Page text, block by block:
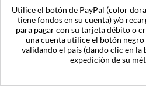
Utilice el botón de PayPal (color
tiene fondos en su cuenta) y/o
para pagar con su tarjeta débito o
una cuenta utilice el botón
validando el país (dando clic en
expedición de su